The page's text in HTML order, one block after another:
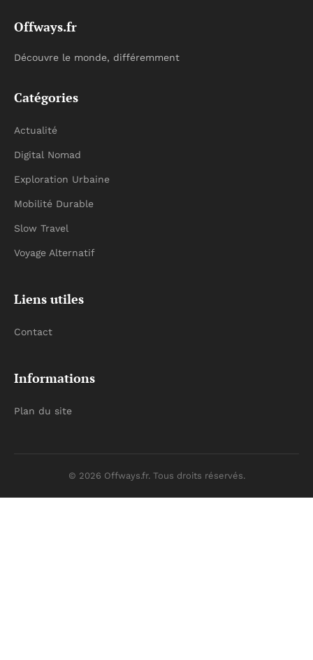
Offways.fr
Découvre le monde, différemment
Catégories
Actualité
Digital Nomad
Exploration Urbaine
Mobilité Durable
Slow Travel
Voyage Alternatif
Liens utiles
Contact
Informations
Plan du site
© 2026 Offways.fr. Tous droits réservés.